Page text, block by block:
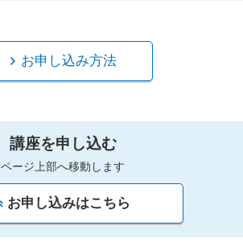
お申し込み方法
講座を申し込む
ページ上部へ移動します
お申し込みはこちら